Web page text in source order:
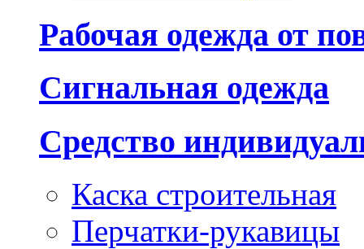
Рабочая одежда от
Сигнальная одежда
Средство
Каска строительная
Перчатки-рукавицы